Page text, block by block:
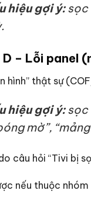
hiệu gợi ý:sọc
D – Lỗi panel
hình” thật sự
hiệu gợi ý:sọc
mờ”,
câu hỏi “Tivi bị
nếu thuộc